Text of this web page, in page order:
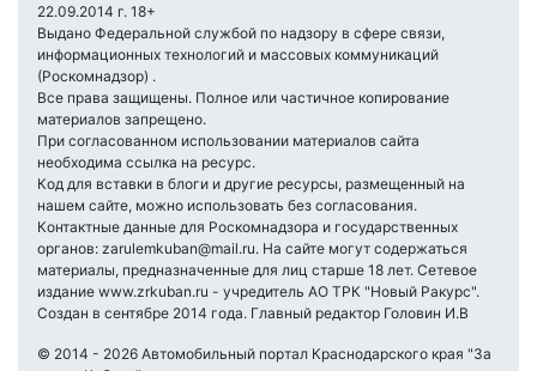
22.09.2014 г. 18+
Выдано Федеральной службой по надзору в сфере связи,
информационных технологий и массовых коммуникаций
(Роскомнадзор) .
Все права защищены. Полное или частичное копирование
материалов запрещено.
При согласованном использовании материалов сайта
необходима ссылка на ресурс.
Код для вставки в блоги и другие ресурсы, размещенный на
нашем сайте, можно использовать без согласования.
Контактные данные для Роскомнадзора и государственных
органов: zarulemkuban@mail.ru. На сайте могут содержаться
материалы, предназначенные для лиц старше 18 лет. Сетевое
издание www.zrkuban.ru - учредитель АО ТРК "Новый Ракурс".
Создан в сентябре 2014 года. Главный редактор Головин И.В
© 2014 - 2026 Автомобильный портал Краснодарского края "За